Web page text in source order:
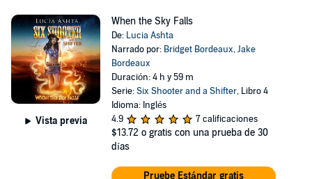
Vista previa
When the Sky Falls
De: Lucia Ashta
Narrado por: Bridget Bordeaux,Jake
Bordeaux
Duración: 4 h y 59 m
Serie:Six Shooter and a Shifter, Libro 4
Idioma: Inglés
4.9
7 calificaciones
$13.72 o gratis con una prueba de 30
días
Pruebe Estándar gratis